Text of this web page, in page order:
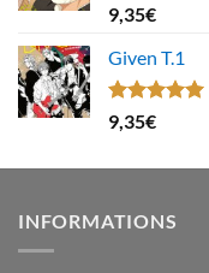
Note4.67
sur 5
9,35€
Given T.1
Note5.00
sur 5
9,35€
INFORMATIONS